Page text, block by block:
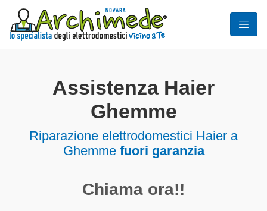
Assistenza Haier
Ghemme
Riparazione elettrodomestici Haier a
Ghemme fuori garanzia
Chiama ora!!